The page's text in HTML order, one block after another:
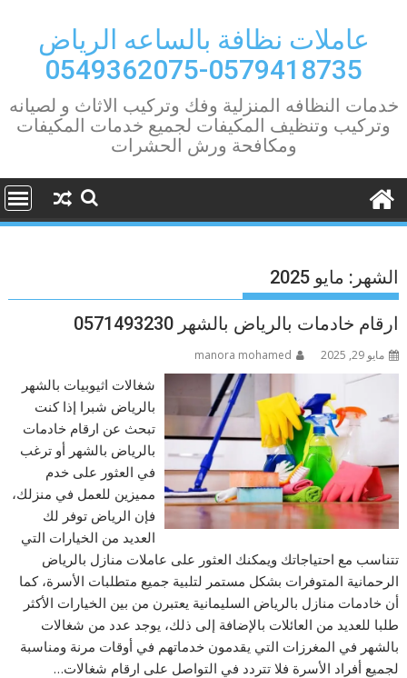
contentعاملات نظافة بالساعه الرياض
0579418735-0549362075
خدمات النظافه المنزلية وفك وتركيب الاثاث و لصيانه
وتركيب وتنظيف المكيفات لجميع خدمات المكيفات
ومكافحة ورش الحشرات
الشهر: مايو 2025
ارقام خادمات بالرياض بالشهر 0571493230
مايو 29, 2025 manora mohamed
شغالات اثيوبيات بالشهر
بالرياض شبرا إذا كنت
تبحث عن ارقام خادمات
بالرياض بالشهر أو ترغب
في العثور على خدم
مميزين للعمل في منزلك،
فإن الرياض توفر لك
العديد من الخيارات التي
تتناسب مع احتياجاتك ويمكنك العثور على عاملات منازل بالرياض
الرحمانية المتوفرات بشكل مستمر لتلبية جميع متطلبات الأسرة، كما
أن خادمات منازل بالرياض السليمانية يعتبرن من بين الخيارات الأكثر
طلبا للعديد من العائلات بالإضافة إلى ذلك، يوجد عدد من شغالات
بالشهر في المغرزات التي يقدمون خدماتهم في أوقات مرنة ومناسبة
لجميع أفراد الأسرة فلا تتردد في التواصل على ارقام شغالات…